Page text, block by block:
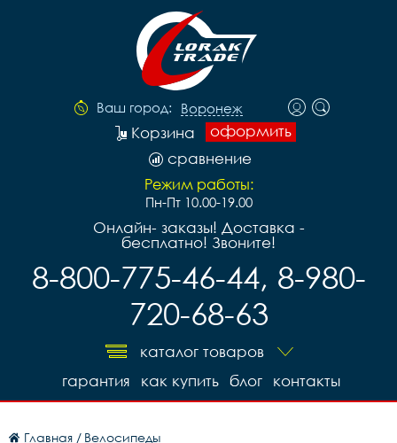
Ваш город: Воронеж
оформить
Корзина
сравнение
Режим работы:
Пн-Пт 10.00-19.00
Онлайн- заказы! Доставка -
бесплатно! Звоните!
8-800-775-46-44, 8-980-
720-68-63
каталог товаров
контакты
блог
как купить
гарантия
Главная / Велосипеды